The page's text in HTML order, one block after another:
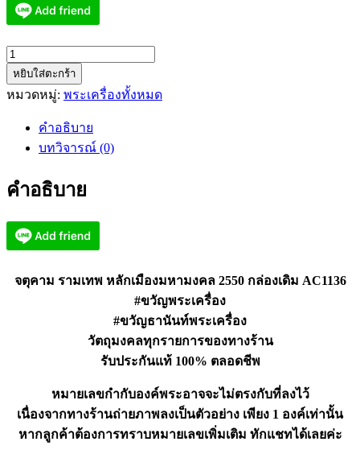
จำนวน
จตุ
คาม
หลักเมือง
มงคล
กล่อง
เดิม
ชิ้น
หยิบใส่ตะกร้า
หมวดหมู่: พระเครื่องทั้งหมด
คำอธิบาย
บทวิจารณ์ (0)
คำอธิบาย
จตุคาม รามเทพ หลักเมืองมหามงคล 2550 กล่องเดิม AC1136
#ขวัญพระเครื่อง
#ขวัญธานันท์พระเครื่อง
วัตถุมงคลทุกรายการของทางร้าน
รับประกันแท้ 100% ตลอดชีพ
หมายเลขกำกับองค์พระอาจจะไม่ตรงกับที่ลงไว้
เนื่องจากทางร้านถ่ายภาพลงเป็นตัวอย่าง เพียง 1 องค์เท่านั้น
หากลูกค้าต้องการทราบหมายเลขเพิ่มเติม ทักแชทได้เลยค่ะ